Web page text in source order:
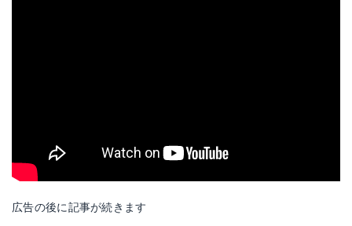
広告の後に記事が続きます